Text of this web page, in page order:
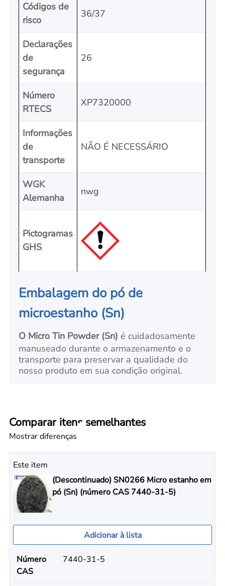
Códigos de
risco
36/37
Declarações
de
segurança
26
Número
RTECS
XP7320000
Informações
de
transporte
NÃO É NECESSÁRIO
WGK
Alemanha
nwg
Pictogramas
GHS
Embalagem do pó de
microestanho (Sn)
O Micro Tin Powder (Sn) é cuidadosamente
manuseado durante o armazenamento e o
transporte para preservar a qualidade do
nosso produto em sua condição original.
Comparar itens semelhantes
Mostrar diferenças
Este item
(Descontinuado) SN0266 Micro estanho em
pó (Sn) (número CAS 7440-31-5)
Adicionar à lista
Número
CAS
7440-31-5